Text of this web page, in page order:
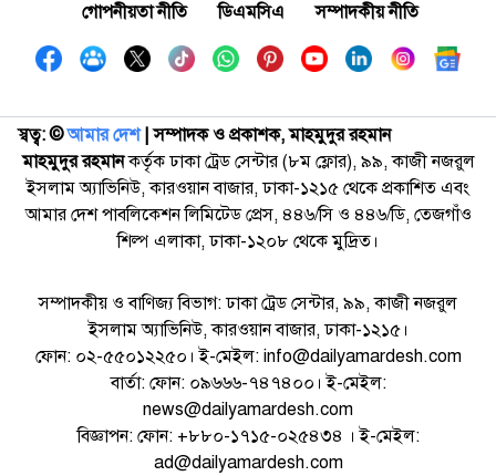
গোপনীয়তা নীতি
ডিএমসিএ সম্পাদকীয় নীতি
স্বত্ব: ©️আমার দেশ| সম্পাদক ও প্রকাশক, মাহমুদুর রহমান
মাহমুদুর রহমানকর্তৃক ঢাকা ট্রেড সেন্টার (৮ম ফ্লোর), ৯৯, কাজী নজরুল
ইসলাম অ্যাভিনিউ, কারওয়ান বাজার, ঢাকা-১২১৫ থেকে প্রকাশিত এবং
আমার দেশ পাবলিকেশন লিমিটেড প্রেস, ৪৪৬/সি ও ৪৪৬/ডি, তেজগাঁও
শিল্প এলাকা, ঢাকা-১২০৮ থেকে মুদ্রিত।
সম্পাদকীয় ও বাণিজ্য বিভাগ: ঢাকা ট্রেড সেন্টার, ৯৯, কাজী নজরুল
ইসলাম অ্যাভিনিউ, কারওয়ান বাজার, ঢাকা-১২১৫।
ফোন: ০২-৫৫০১২২৫০। ই-মেইল: info@dailyamardesh.com
বার্তা: ফোন: ০৯৬৬৬-৭৪৭৪০০। ই-মেইল:
news@dailyamardesh.com
বিজ্ঞাপন: ফোন: +৮৮০-১৭১৫-০২৫৪৩৪ । ই-মেইল:
ad@dailyamardesh.com